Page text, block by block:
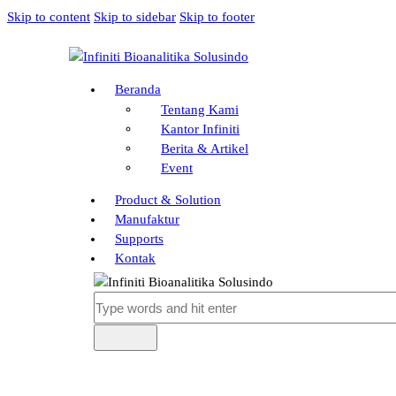
Skip to content Skip to sidebar Skip to footer
Beranda
Tentang Kami
Kantor Infiniti
Berita & Artikel
Event
Product & Solution
Manufaktur
Supports
Kontak